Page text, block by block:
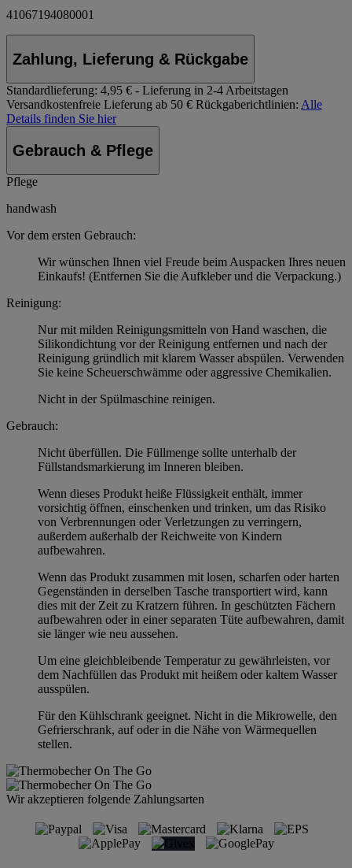
41067194080001
Zahlung, Lieferung & Rückgabe
Standardlieferung: 4,95 € - Lieferung in 2-4 Arbeitstagen
Versandkostenfreie Lieferung ab 50 € Rückgaberichtlinien: Alle
Details finden Sie hier
Gebrauch & Pflege
Pflege
handwash
Vor dem ersten Gebrauch:
Wir wünschen Ihnen viel Freude beim Auspacken Ihres neuen
Einkaufs! (Entfernen Sie die Aufkleber und die Verpackung.)
Reinigung:
Nur mit milden Reinigungsmitteln von Hand waschen, die
Silikondichtung vor der Reinigung entfernen und nach der
Reinigung gründlich mit klarem Wasser abspülen. Verwenden
Sie keine Scheuerschwämme oder aggressive Chemikalien.
Nicht in der Spülmaschine reinigen.
Gebrauch:
Nicht überfüllen. Die Füllmenge sollte unterhalb der
Füllstandsmarkierung im Inneren bleiben.
Wenn dieses Produkt heiße Flüssigkeit enthält, immer
vorsichtig öffnen, einschenken und trinken, um das Risiko
von Verbrennungen oder Verletzungen zu verringern,
außerdem außerhalb der Reichweite von Kindern
aufbewahren.
Wenn das Produkt zusammen mit losen, scharfen oder harten
Gegenständen in derselben Tasche transportiert wird, kann
dies mit der Zeit zu Kratzern führen. In geschützten Fächern
aufbewahren oder in einer separaten Tüte aufbewahren, damit
sie länger wie neu aussehen.
Um eine gleichbleibende Temperatur zu gewährleisten, vor
dem Nachfüllen das Produkt mit heißem oder kaltem Wasser
ausspülen.
Für den Kühlschrank geeignet. Nicht in die Mikrowelle, den
Gefrierschrank, auf oder in die Nähe von Wärmequellen
stellen.
Wir akzeptieren folgende Zahlungsarten